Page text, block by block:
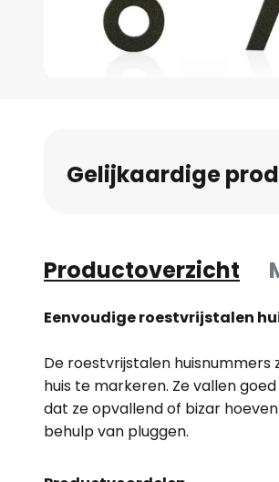
vanGelijkaardige
Productoverzicht
Eenvoudige roestvrijstalen
De roestvrijstalen huisnummers
huis te markeren. Ze vallen
dat ze opvallend of bizar
behulp van pluggen.